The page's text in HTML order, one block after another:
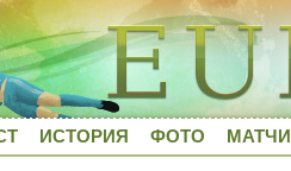
ИСТОРИЯ ФОТО МАТЧИ